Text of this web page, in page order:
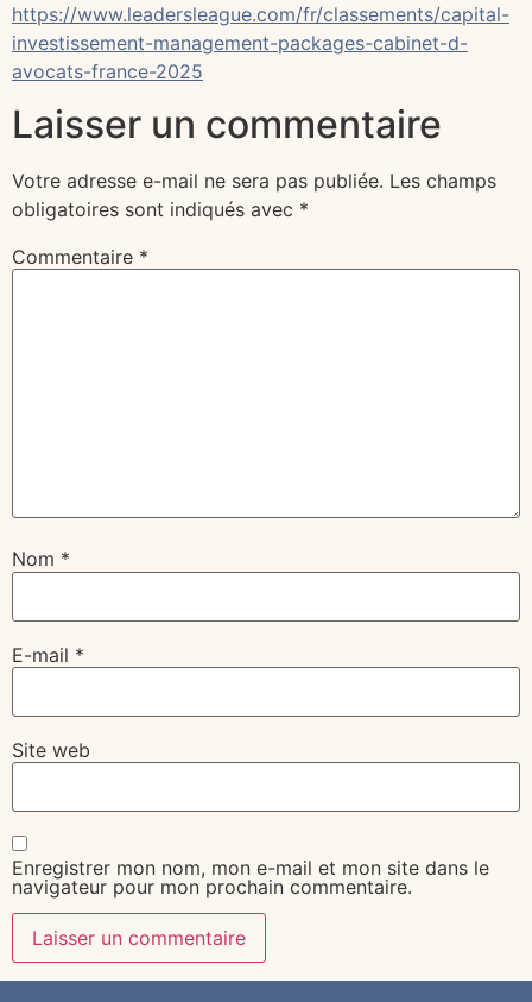
https://www.leadersleague.com/fr/classements/capital-
investissement-management-packages-cabinet-d-
avocats-france-2025
Laisser un commentaire
Votre adresse e-mail ne sera pas publiée. Les champs
obligatoires sont indiqués avec *
Commentaire *
Nom *
E-mail *
Site web
Enregistrer mon nom, mon e-mail et mon site dans le
navigateur pour mon prochain commentaire.